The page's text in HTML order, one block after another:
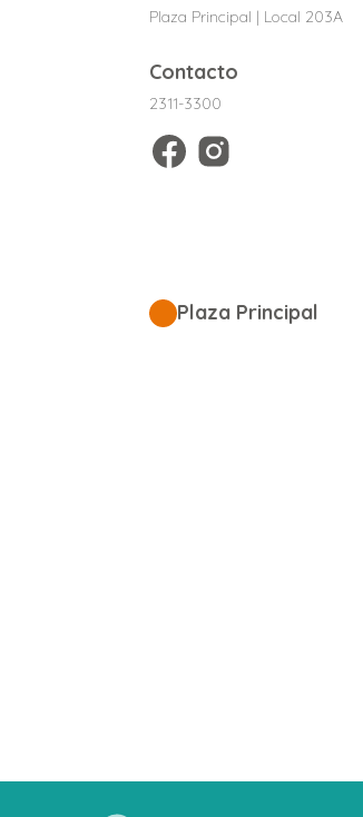
Plaza Principal | Local 203A
Contacto
2311-3300
Plaza Principal